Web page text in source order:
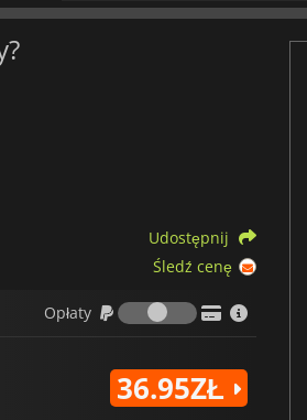
Udostępnij
Śledź cenę
Opłaty
Opłaty
36.95ZŁ